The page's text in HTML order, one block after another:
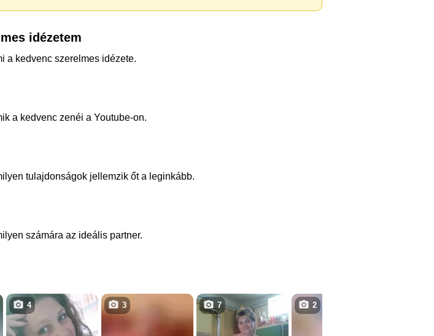
idézetem
a kedvenc szerelmes idézete.
a kedvenc zenéi a Youtube-on.
tulajdonságok jellemzik őt a leginkább.
számára az ideális partner.
4 3 7 2